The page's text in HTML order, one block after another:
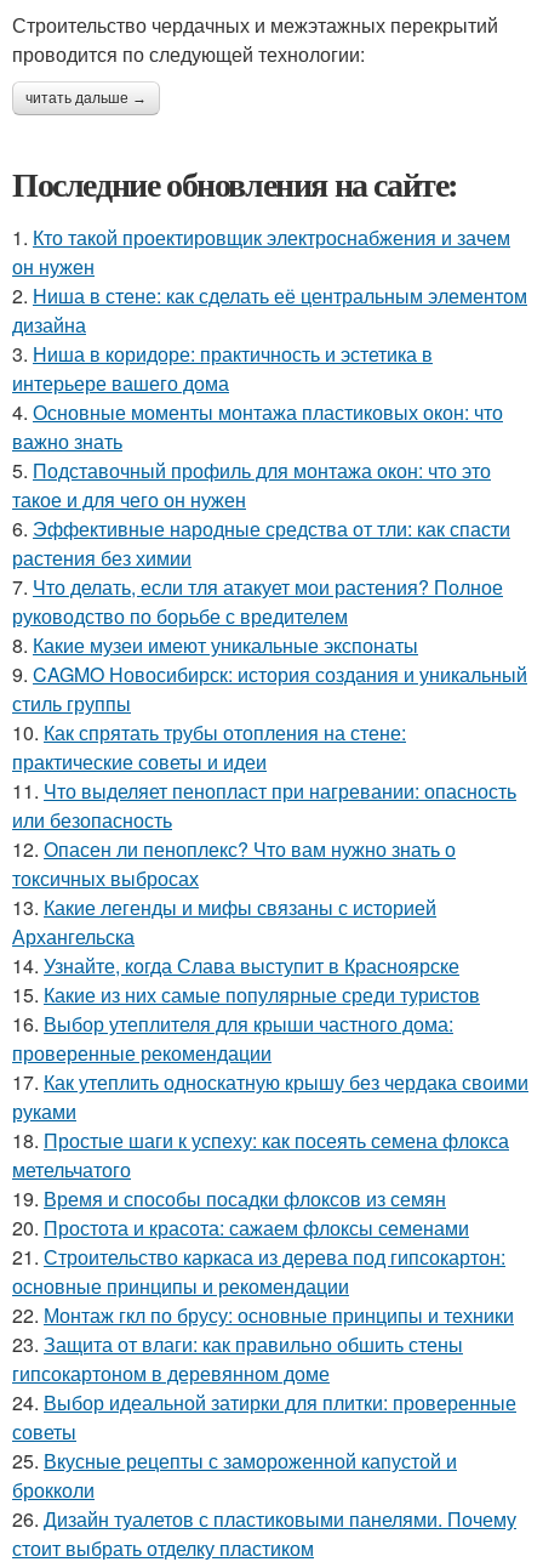
Строительство чердачных и межэтажных перекрытий
проводится по следующей технологии:
читать дальше →
Последние обновления на сайте:
1. Кто такой проектировщик электроснабжения и зачем
он нужен
2. Ниша в стене: как сделать её центральным элементом
дизайна
3. Ниша в коридоре: практичность и эстетика в
интерьере вашего дома
4. Основные моменты монтажа пластиковых окон: что
важно знать
5. Подставочный профиль для монтажа окон: что это
такое и для чего он нужен
6. Эффективные народные средства от тли: как спасти
растения без химии
7. Что делать, если тля атакует мои растения? Полное
руководство по борьбе с вредителем
8. Какие музеи имеют уникальные экспонаты
9. CAGMO Новосибирск: история создания и уникальный
стиль группы
10. Как спрятать трубы отопления на стене:
практические советы и идеи
11. Что выделяет пенопласт при нагревании: опасность
или безопасность
12. Опасен ли пеноплекс? Что вам нужно знать о
токсичных выбросах
13. Какие легенды и мифы связаны с историей
Архангельска
14. Узнайте, когда Слава выступит в Красноярске
15. Какие из них самые популярные среди туристов
16. Выбор утеплителя для крыши частного дома:
проверенные рекомендации
17. Как утеплить односкатную крышу без чердака своими
руками
18. Простые шаги к успеху: как посеять семена флокса
метельчатого
19. Время и способы посадки флоксов из семян
20. Простота и красота: сажаем флоксы семенами
21. Строительство каркаса из дерева под гипсокартон:
основные принципы и рекомендации
22. Монтаж гкл по брусу: основные принципы и техники
23. Защита от влаги: как правильно обшить стены
гипсокартоном в деревянном доме
24. Выбор идеальной затирки для плитки: проверенные
советы
25. Вкусные рецепты с замороженной капустой и
брокколи
26. Дизайн туалетов с пластиковыми панелями. Почему
стоит выбрать отделку пластиком